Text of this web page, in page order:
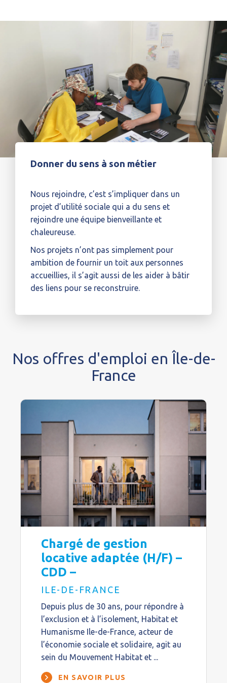
Donner du sens à son métier
Nous rejoindre, c’est s’impliquer dans un
projet d’utilité sociale qui a du sens et
rejoindre une équipe bienveillante et
chaleureuse.
Nos projets n’ont pas simplement pour
ambition de fournir un toit aux personnes
accueillies, il s’agit aussi de les aider à bâtir
des liens pour se reconstruire.
Nos offres d'emploi en Île-de-
France
Chargé de gestion
locative adaptée (H/F) –
CDD –
ILE-DE-FRANCE
Depuis plus de 30 ans, pour répondre à
l’exclusion et à l’isolement, Habitat et
Humanisme Ile-de-France, acteur de
l’économie sociale et solidaire, agit au
sein du Mouvement Habitat et ...
EN SAVOIR PLUS